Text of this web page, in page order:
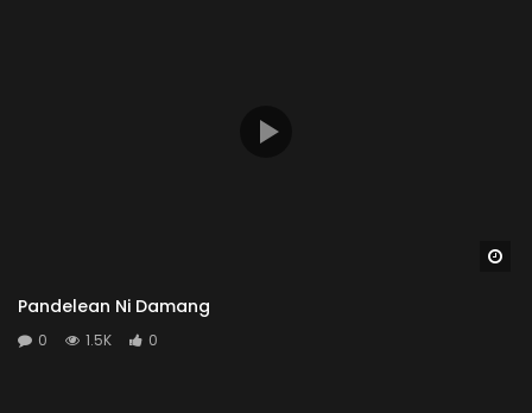
Pandelean Ni Damang
0 1.5K 0